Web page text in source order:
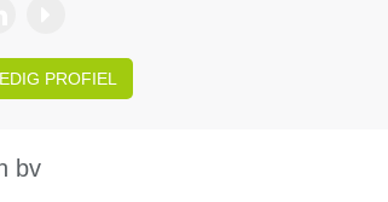
PROFIEL
bv